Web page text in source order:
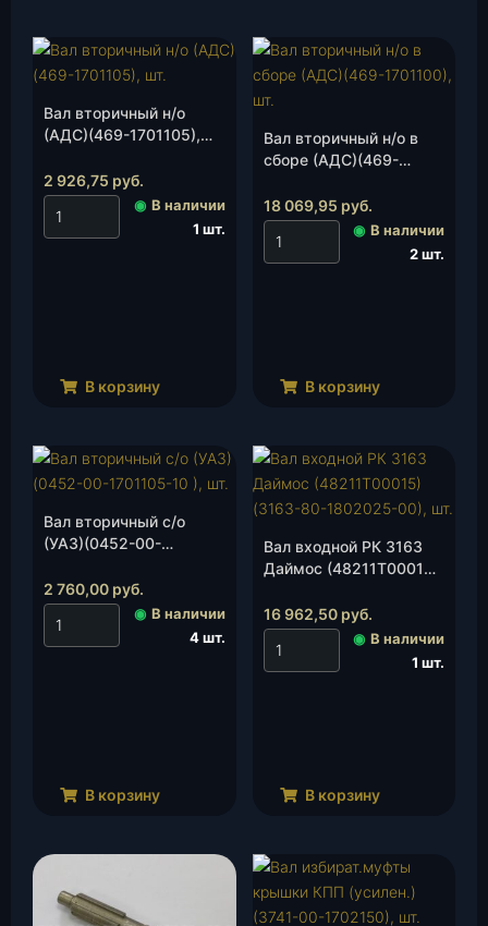
Вал вторичный н/о
(АДС)(469-1701105),
2 926,75 руб.
◉ В наличии
1 шт.
В корзину
Вал вторичный н/о в
сборе (АДС)(469-
18 069,95 руб.
◉ В наличии
2 шт.
В корзину
Вал вторичный с/о
(УАЗ)(0452-00-
2 760,00 руб.
◉ В наличии
4 шт.
В корзину
Вал входной РК 3163
Даймос (48211Т00015)
шт.
16 962,50 руб.
◉ В наличии
1 шт.
В корзину